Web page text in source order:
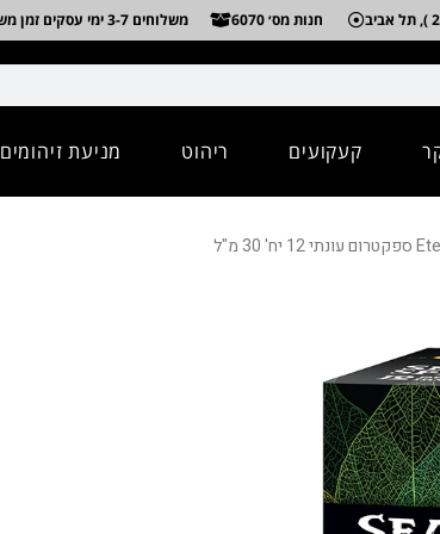
חנות מס׳ 6070 משלוחים 3-7 ימי עסקים זמן משוער בלבד
קעקועים ריהוט מניעת זיהומים